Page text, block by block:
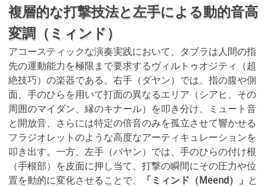
複層的な打撃技法と左手による動的音高
変調（ミィンド）
アコースティックな演奏実践において、タブラは人間の指
先の運動能力を極限まで要求するヴィルトゥオジティ（超
絶技巧）の楽器である。右手（ダヤン）では、指の腹や側
面、手のひらを用いて打面の異なるエリア（シアヒ、その
周囲のマイダン、縁のキナール）を叩き分け、ミュート音
と開放音、さらには特定の倍音のみを孤立させて響かせる
フラジオレットのような高度なアーティキュレーションを
叩き出す。一方、左手（バヤン）では、手のひらの付け根
（手根部）を皮面に押し当て、打撃の瞬間にその圧力や位
置を動的に変化させることで、
「ミィンド（Meend）」
と